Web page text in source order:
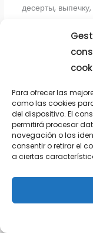
Para ofrecer las
como las cookies
del dispositivo. El
permitirá procesar
navegación o las
consentir o retirar el
a ciertas
десерты,
Практические
JERRYNUT
труба
профильной